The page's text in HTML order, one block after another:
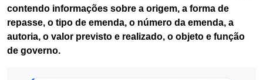
contendo informações sobre a origem, a forma de
repasse, o tipo de emenda, o número da emenda, a
autoria, o valor previsto e realizado, o objeto e função
de governo.